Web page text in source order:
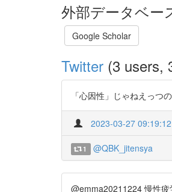
外部データベー
Google Scholar
Twitter (3 users,
「心因性」じゃねえっつ
2023-03-27 09:19:12
1 @QBK_jitensya
@emma20211224 慢性